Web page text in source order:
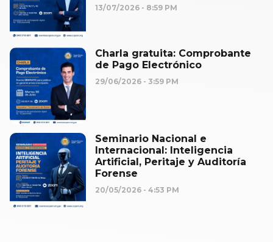
13/07/2026 8:59 PM
Charla gratuita: Comprobante
de Pago Electrónico
29/06/2026 3:59 PM
Seminario Nacional e
Internacional: Inteligencia
Artificial, Peritaje y Auditoría
Forense
20/05/2026 4:53 PM